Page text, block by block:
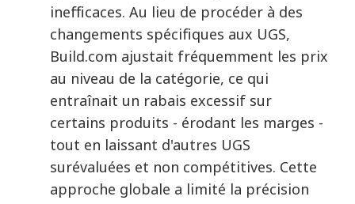
inefficaces. Au lieu de procéder à des
changements spécifiques aux UGS,
Build.com ajustait fréquemment les prix
au niveau de la catégorie, ce qui
entraînait un rabais excessif sur
certains produits - érodant les marges -
tout en laissant d'autres UGS
surévaluées et non compétitives. Cette
approche globale a limité la précision